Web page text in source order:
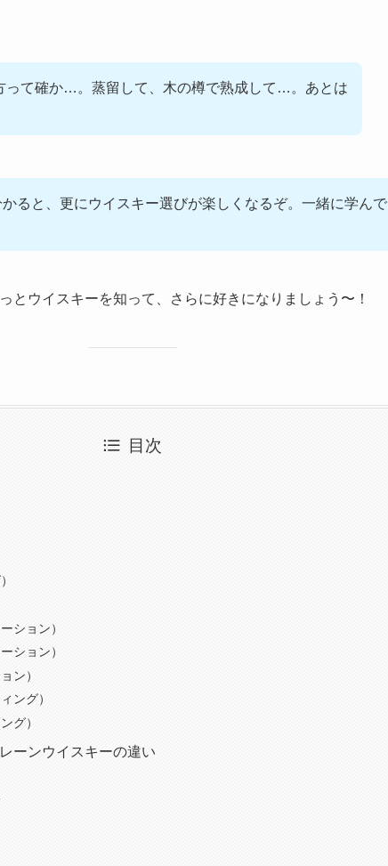
って確か…。蒸留して、木の樽で熟成して…。あとは
ると、更にウイスキー選びが楽しくなるぞ。一緒に学んで
とウイスキーを知って、さらに好きになりましょう〜！
目次
ション）
ション）
ン）
ング）
グ）
ーンウイスキーの違い